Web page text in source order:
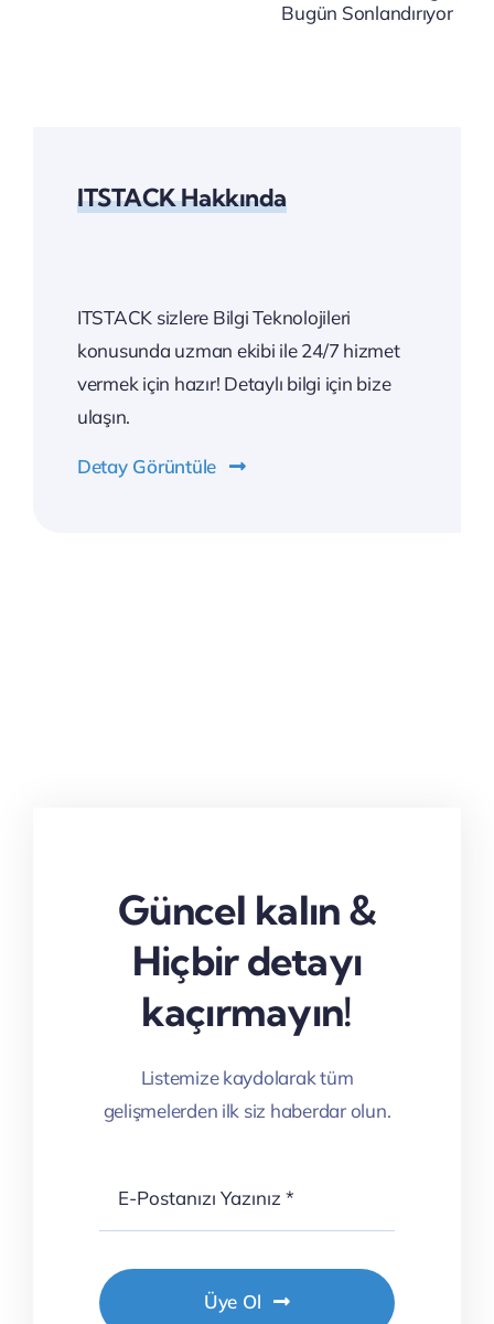
Sonlandırıyor
Uyarısı:
ITSTACK Hakkında
ITSTACK sizlere Bilgi Teknolojileri
konusunda uzman ekibi ile 24/7 hizmet
vermek için hazır! Detaylı bilgi için bize
ulaşın.
Detay Görüntüle
Güncel kalın &
Hiçbir detayı
kaçırmayın!
Listemize kaydolarak tüm
gelişmelerden ilk siz haberdar olun.
Üye Ol